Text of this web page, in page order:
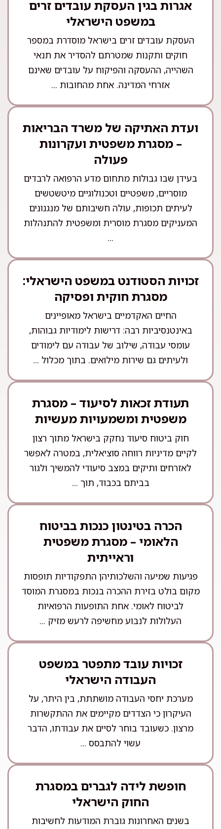
אגרות בגין העסקת עובדים זרים
במשפט הישראלי
העסקת עובדים זרים בישראל מוסדרת במספר
חוקים ותקנות שמטרתם להסדיר את תנאי
השהייה, ההעסקה והפיקוח על עובדים שאינם
אזרחי המדינה. אחת מהחובות ...
ועדת האתיקה של משרד הבריאות
– מסגרת משפטית ועקרונות
פעולה
בעידן שבו גבולות מתחום מדע הרפואה לרבדים
מוסריים, משפטיים וטכנולוגיים מיטשטשים
לעיתים תכופות, עולה חשיבותם של מנגנונים
המעניקים מסגרת מוסרית ומשפטית להתנהלות
...
זכויות הסטודנט במשפט הישראלי:
מסגרת חוקית ופסיקה
החיים האקדמיים בישראל מאופיינים
באינטנסיביות רבה: דרישות לימודיות גבוהות,
עומסי עבודה, שילוב של עבודה עם לימודים
ולעיתים גם שירות מילואים. בתוך מכלול ...
תעודת זכאות לסיעוד – מסגרת
משפטית ומשמעויות מעשיות
חוק ביטוח סיעוד נחקק בישראל מתוך רצון
לקיים מדיניות רווחה סוציאלית, במטרה לאפשר
לאזרחים ותיקים במצב סיעודי להמשיך ולגור
בביתם בכבוד, תוך ...
הכרה בטינטון כנכות בביטוח
הלאומי – מסגרת משפטית
וראייתית
פגיעות שמיעה והשלכותיהן התפקודיות תופסות
מקום בולט בזירת ההכרה בנכות במסגרת המוסד
לביטוח לאומי. אחת התופעות הרפואיות
העלולות לנבוע מחשיפה לרעש מזיק ...
זכויות עובד מתפטר במשפט
העבודה הישראלי
מערכת יחסי העבודה מושתתת, בין היתר, על
העיקרון כי הצדדים מקיימים את ההתקשרות
מרצון. כשעובד בוחר לסיים את עבודתו, הדבר
עשוי להתבסס ...
חופשת לידה לגברים במסגרת
החוק הישראלי
בשנים האחרונות גוברת המודעות לחשיבות